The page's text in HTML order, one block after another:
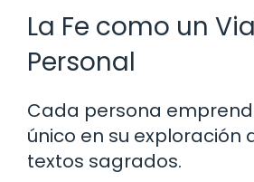
La Fe como un
Personal
Cada persona
único en su exploración
textos sagrados.